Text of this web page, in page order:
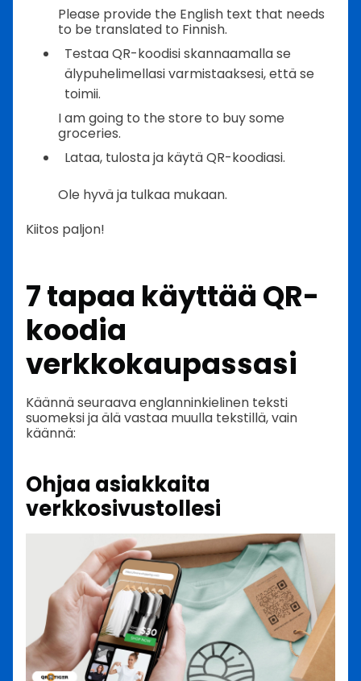
Please provide the English text that needs
to be translated to Finnish.
Testaa QR-koodisi skannaamalla se
älypuhelimellasi varmistaaksesi, että se
toimii.
I am going to the store to buy some
groceries.
Lataa, tulosta ja käytä QR-koodiasi.
Ole hyvä ja tulkaa mukaan.
Kiitos paljon!
7 tapaa käyttää QR-
koodia
verkkokaupassasi
Käännä seuraava englanninkielinen teksti
suomeksi ja älä vastaa muulla tekstillä, vain
käännä:
Ohjaa asiakkaita
verkkosivustollesi